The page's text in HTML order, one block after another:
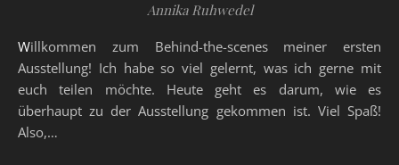
Annika Ruhwedel
Willkommen zum Behind-the-scenes meiner ersten
Ausstellung! Ich habe so viel gelernt, was ich gerne mit
euch teilen möchte. Heute geht es darum, wie es
überhaupt zu der Ausstellung gekommen ist. Viel Spaß!
Also,…